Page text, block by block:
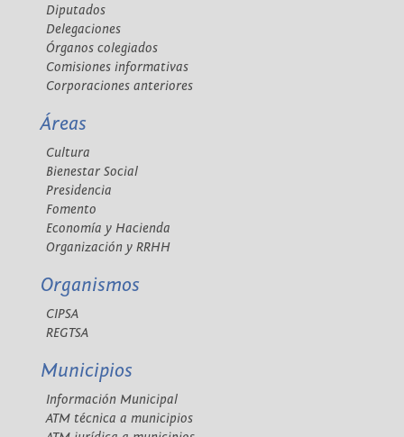
Diputados
Delegaciones
Órganos colegiados
Comisiones informativas
Corporaciones anteriores
Áreas
Cultura
Bienestar Social
Presidencia
Fomento
Economía y Hacienda
Organización y RRHH
Organismos
CIPSA
REGTSA
Municipios
Información Municipal
ATM técnica a municipios